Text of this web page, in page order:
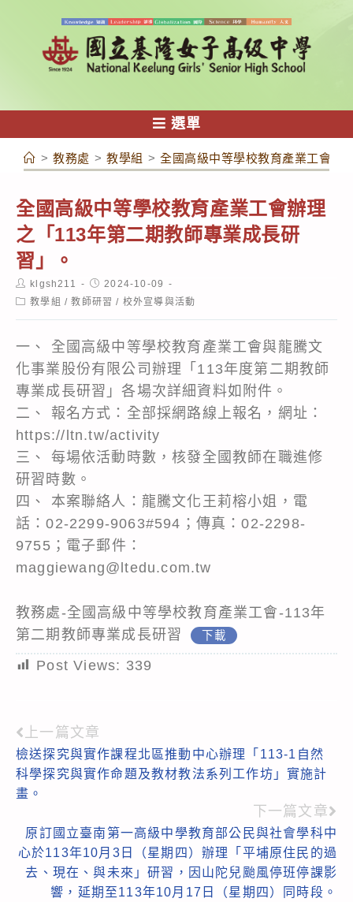
容
選單
> 教務處 > 教學組 > 全國高級中等學校教育產業工會辦
全國高級中等學校教育產業工會辦理
之「113年第二期教師專業成長研
習」。
Post
author:
klgsh211
Post
published:
2024-10-09
Post教學組 / 教師研習 / 校外宣導與活動
一、 全國高級中等學校教育產業工會與龍騰文
化事業股份有限公司辦理「113年度第二期教師
專業成長研習」各場次詳細資料如附件。
二、 報名方式：全部採網路線上報名，網址：
https://ltn.tw/activity
三、 每場依活動時數，核發全國教師在職進修
研習時數。
四、 本案聯絡人：龍騰文化王莉榕小姐，電
話：02-2299-9063#594；傳真：02-2298-
9755；電子郵件：
maggiewang@ltedu.com.tw
教務處-全國高級中等學校教育產業工會-113年
第二期教師專業成長研習
下載
Post Views: 339
Read
more
articles
上一篇文章
檢送探究與實作課程北區推動中心辦理「113-1自然
科學探究與實作命題及教材教法系列工作坊」實施計
畫。
下一篇文章
原訂國立臺南第一高級中學教育部公民與社會學科中
心於113年10月3日（星期四）辦理「平埔原住民的過
去、現在、與未來」研習，因山陀兒颱風停班停課影
響，延期至113年10月17日（星期四）同時段。